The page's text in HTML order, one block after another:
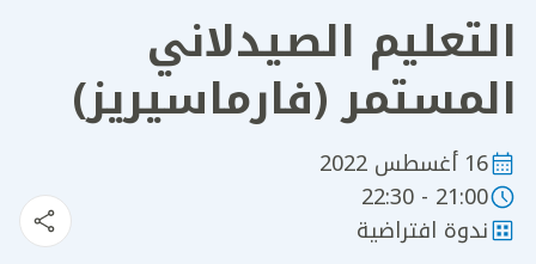
التعليم الصيدلاني
المستمر (فارماسيريز)
16 أغسطس 2022
21:00 - 22:30
ندوة افتراضية